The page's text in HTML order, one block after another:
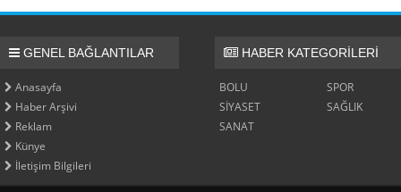
GENEL BAĞLANTILAR
Anasayfa
Haber Arşivi
Reklam
Künye
İletişim Bilgileri
HABER KATEGORİLERİ
BOLU
SPOR
SİYASET
SAĞLIK
SANAT